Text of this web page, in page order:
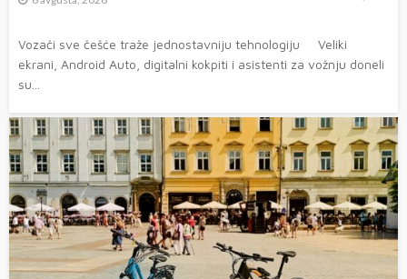
Vozači sve češće traže jednostavniju tehnologiju Veliki
ekrani, Android Auto, digitalni kokpiti i asistenti za vožnju doneli
su...